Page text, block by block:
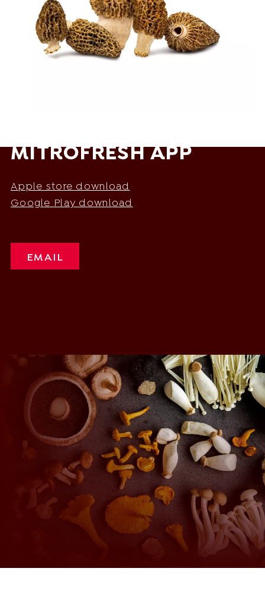
MITROFRESH APP
Apple store download
Google Play download
EMAIL